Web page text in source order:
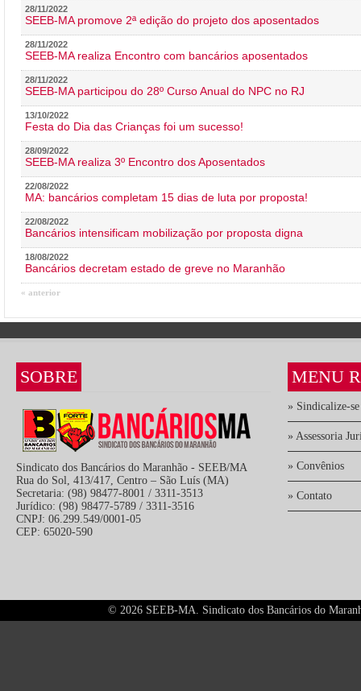
28/11/2022
SEEB-MA promove 2ª edição do projeto dos aposentados
28/11/2022
SEEB-MA realiza Encontro com bancários aposentados
28/11/2022
SEEB-MA participou do 28º Curso Anual do NPC no RJ
13/10/2022
Festa do Dia das Crianças foi um sucesso!
28/09/2022
SEEB-MA realiza 3º Encontro dos Aposentados
22/08/2022
MA: bancários completam 15 dias de luta por proposta!
22/08/2022
Bancários intensificam mobilização por proposta digna
18/08/2022
Bancários decretam estado de greve no Maranhão
« anterior
SOBRE
Sindicato dos Bancários do Maranhão - SEEB/MA
Rua do Sol, 413/417, Centro – São Luís (MA)
Secretaria: (98) 98477-8001 / 3311-3513
Jurídico: (98) 98477-5789 / 3311-3516
CNPJ: 06.299.549/0001-05
CEP: 65020-590
MENU
» Sindicalize-se
» Assessoria
» Convênios
» Contato
© 2026 SEEB-MA. Sindicato dos Bancários do